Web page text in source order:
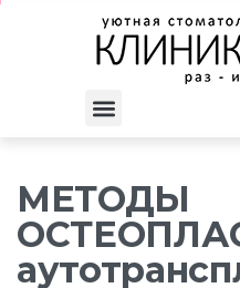
МЕТОДЫ